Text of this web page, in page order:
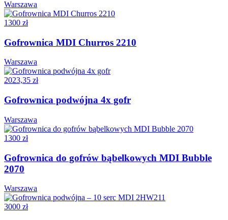
Warszawa
1300 zł
Gofrownica MDI Churros 2210
Warszawa
2023,35 zł
Gofrownica podwójna 4x gofr
Warszawa
1300 zł
Gofrownica do gofrów bąbelkowych MDI Bubble
2070
Warszawa
3000 zł